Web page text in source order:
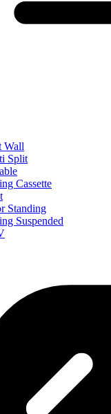
Wall
Split
Cassette
Standing
Suspended